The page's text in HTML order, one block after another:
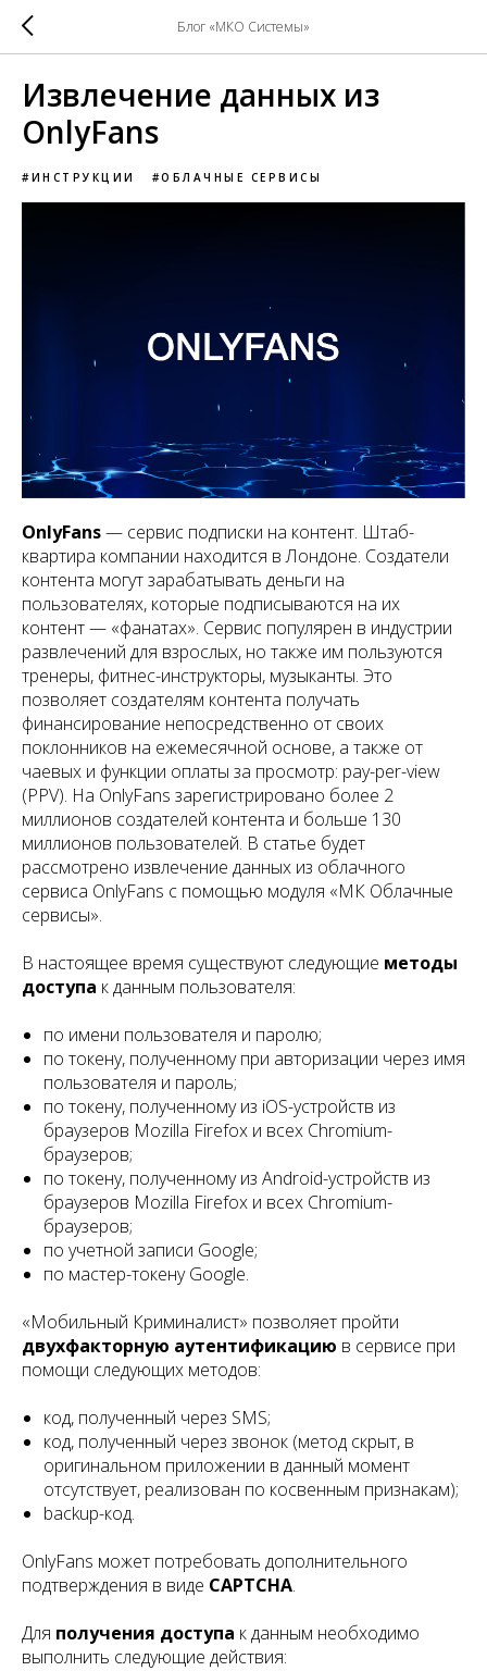
Блог «МКО Системы»
Извлечение данных из
OnlyFans
#ИНСТРУКЦИИ #ОБЛАЧНЫЕ СЕРВИСЫ
OnlyFans— сервис подписки на контент. Штаб-
квартира компании находится в Лондоне. Создатели
контента могут зарабатывать деньги на
пользователях, которые подписываются на их
контент — «фанатах». Сервис популярен в индустрии
развлечений для взрослых, но также им пользуются
тренеры, фитнес-инструкторы, музыканты. Это
позволяет создателям контента получать
финансирование непосредственно от своих
поклонников на ежемесячной основе, а также от
чаевых и функции оплаты за просмотр: pay-per-view
(PPV). На OnlyFans зарегистрировано более 2
миллионов создателей контента и больше 130
миллионов пользователей. В статье будет
рассмотрено извлечение данных из облачного
сервиса OnlyFans с помощью модуля «МК Облачные
сервисы».
В настоящее время существуют следующие методы
доступа к данным пользователя:
по имени пользователя и паролю;
по токену, полученному при авторизации через имя
пользователя и пароль;
по токену, полученному из iOS-устройств из
браузеров Mozilla Firefox и всех Chromium-
браузеров;
по токену, полученному из Android-устройств из
браузеров Mozilla Firefox и всех Chromium-
браузеров;
по учетной записи Google;
по мастер-токену Google.
«Мобильный Криминалист» позволяет пройти
двухфакторную аутентификацию в сервисе при
помощи следующих методов:
код, полученный через SMS;
код, полученный через звонок (метод скрыт, в
оригинальном приложении в данный момент
отсутствует, реализован по косвенным признакам);
backup-код.
OnlyFans может потребовать дополнительного
подтверждения в виде CAPTCHA.
Для получения доступа к данным необходимо
выполнить следующие действия: